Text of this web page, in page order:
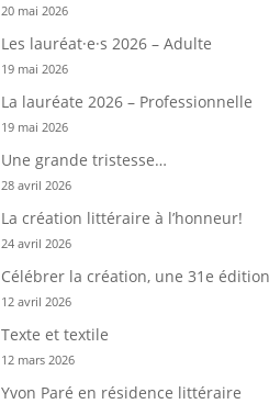
20 mai 2026
Les lauréat·e·s 2026 – Adulte
19 mai 2026
La lauréate 2026 – Professionnelle
19 mai 2026
Une grande tristesse…
28 avril 2026
La création littéraire à l’honneur!
24 avril 2026
Célébrer la création, une 31e
12 avril 2026
Texte et textile
12 mars 2026
Yvon Paré en résidence littéraire